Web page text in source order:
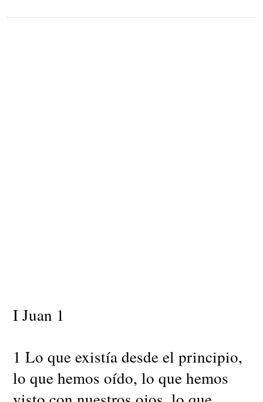
I Juan 1
1 Lo que existía desde el principio,
lo que hemos oído, lo que hemos